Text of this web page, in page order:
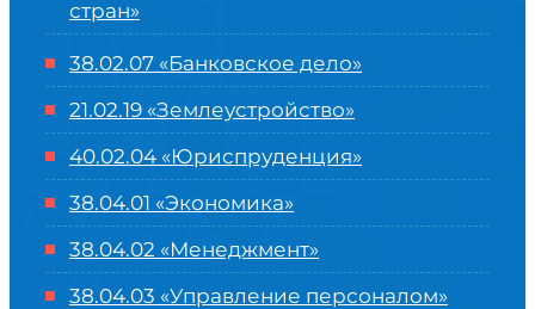
стран»
38.02.07 «Банковское дело»
21.02.19 «Землеустройство»
40.02.04 «Юриспруденция»
38.04.01 «Экономика»
38.04.02 «Менеджмент»
38.04.03 «Управление персоналом»